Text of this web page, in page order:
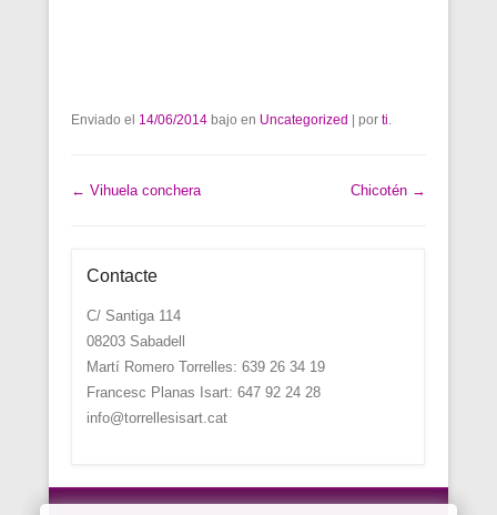
Enviado el 14/06/2014 bajo en Uncategorized por ti.
Post navigation
← Vihuela conchera Chicotén →
Contacte
C/ Santiga 114
08203 Sabadell
Martí Romero Torrelles: 639 26 34 19
Francesc Planas Isart: 647 92 24 28
info@torrellesisart.cat